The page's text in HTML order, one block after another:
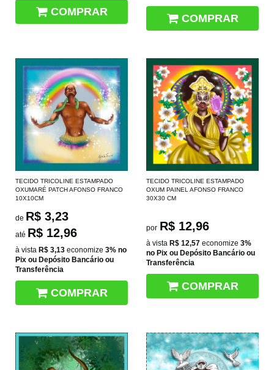
COMPRAR
COMPRAR
TECIDO TRICOLINE ESTAMPADO
OXUMARÉ PATCH AFONSO FRANCO
10X10CM
de R$ 3,23
até R$ 12,96
à vista R$ 3,13 economize 3% no
Pix ou Depósito Bancário ou
Transferência
COMPRAR
TECIDO TRICOLINE ESTAMPADO
OXUM PAINEL AFONSO FRANCO
30X30 CM
por R$ 12,96
à vista R$ 12,57 economize 3%
no Pix ou Depósito Bancário ou
Transferência
COMPRAR